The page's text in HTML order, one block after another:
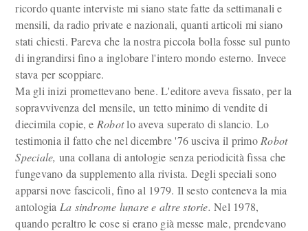
ricordo quante interviste mi siano state fatte da settimanali e
mensili, da radio private e nazionali, quanti articoli mi siano
stati chiesti. Pareva che la nostra piccola bolla fosse sul punto
di ingrandirsi fino a inglobare l'intero mondo esterno. Invece
stava per scoppiare.
Ma gli inizi promettevano bene. L'editore aveva fissato, per la
sopravvivenza del mensile, un tetto minimo di vendite di
diecimila copie, e Robotlo aveva superato di slancio. Lo
testimonia il fatto che nel dicembre '76 usciva il primo Robot
Speciale, una collana di antologie senza periodicità fissa che
fungevano da supplemento alla rivista. Degli speciali sono
apparsi nove fascicoli, fino al 1979. Il sesto conteneva la mia
antologia La sindrome lunare e altre storie. Nel 1978,
quando peraltro le cose si erano già messe male, prendevano